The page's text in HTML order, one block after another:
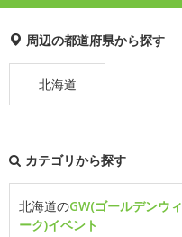
周辺の都道府県から探す
北海道
カテゴリから探す
北海道のGW(ゴールデンウィ
ーク)イベント